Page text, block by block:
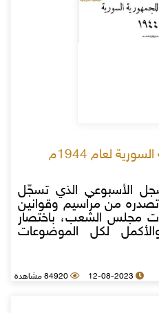
لعام 1944م
الأسبوعي الذي تسجّل
من مراسيم وقوانين
مجلس الشعب، باختصار
لكل الموضوعات
12-08-2023 84920 مشاهدة